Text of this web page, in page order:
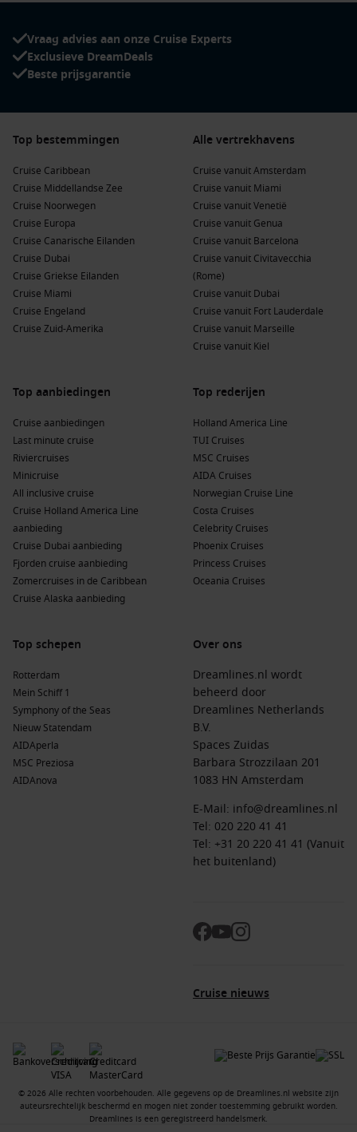
Vraag advies aan onze Cruise Experts
Exclusieve DreamDeals
Beste prijsgarantie
Top bestemmingen
Cruise Caribbean
Cruise Middellandse Zee
Cruise Noorwegen
Cruise Europa
Cruise Canarische Eilanden
Cruise Dubai
Cruise Griekse Eilanden
Cruise Miami
Cruise Engeland
Cruise Zuid-Amerika
Alle vertrekhavens
Cruise vanuit Amsterdam
Cruise vanuit Miami
Cruise vanuit Venetië
Cruise vanuit Genua
Cruise vanuit Barcelona
Cruise vanuit Civitavecchia
(Rome)
Cruise vanuit Dubai
Cruise vanuit Fort Lauderdale
Cruise vanuit Marseille
Cruise vanuit Kiel
Top aanbiedingen
Cruise aanbiedingen
Last minute cruise
Riviercruises
Minicruise
All inclusive cruise
Cruise Holland America Line
aanbieding
Cruise Dubai aanbieding
Fjorden cruise aanbieding
Zomercruises in de Caribbean
Cruise Alaska aanbieding
Top rederijen
Holland America Line
TUI Cruises
MSC Cruises
AIDA Cruises
Norwegian Cruise Line
Costa Cruises
Celebrity Cruises
Phoenix Cruises
Princess Cruises
Oceania Cruises
Top schepen
Rotterdam
Mein Schiff 1
Symphony of the Seas
Nieuw Statendam
AIDAperla
MSC Preziosa
AIDAnova
Over ons
Dreamlines.nl wordt
beheerd door
Dreamlines Netherlands
B.V.
Spaces Zuidas
Barbara Strozzilaan 201
1083 HN Amsterdam
E-Mail: info@dreamlines.nl
Tel: 020 220 41 41
Tel: +31 20 220 41 41 (Vanuit
het buitenland)
Cruise nieuws
© 2026 Alle rechten voorbehouden. Alle gegevens op de Dreamlines.nl website zijn
auteursrechtelijk beschermd en mogen niet zonder toestemming gebruikt worden.
Dreamlines is een geregistreerd handelsmerk.